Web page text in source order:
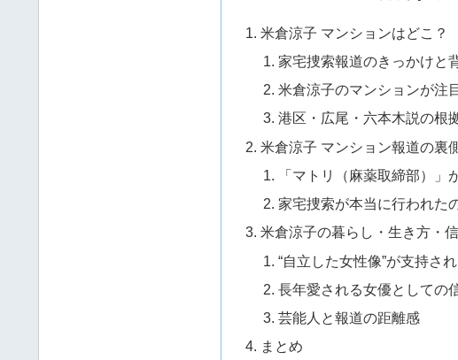
米倉涼子 マンションはどこ？
家宅捜索報道のきっかけと
米倉涼子のマンションが注
港区・広尾・六本木説の根
米倉涼子 マンション報道の裏
「マトリ（麻薬取締部）」
家宅捜索が本当に行われた
米倉涼子の暮らし・生き方・
“自立した女性像”が支持さ
長年愛される女優としての
芸能人と報道の距離感
まとめ